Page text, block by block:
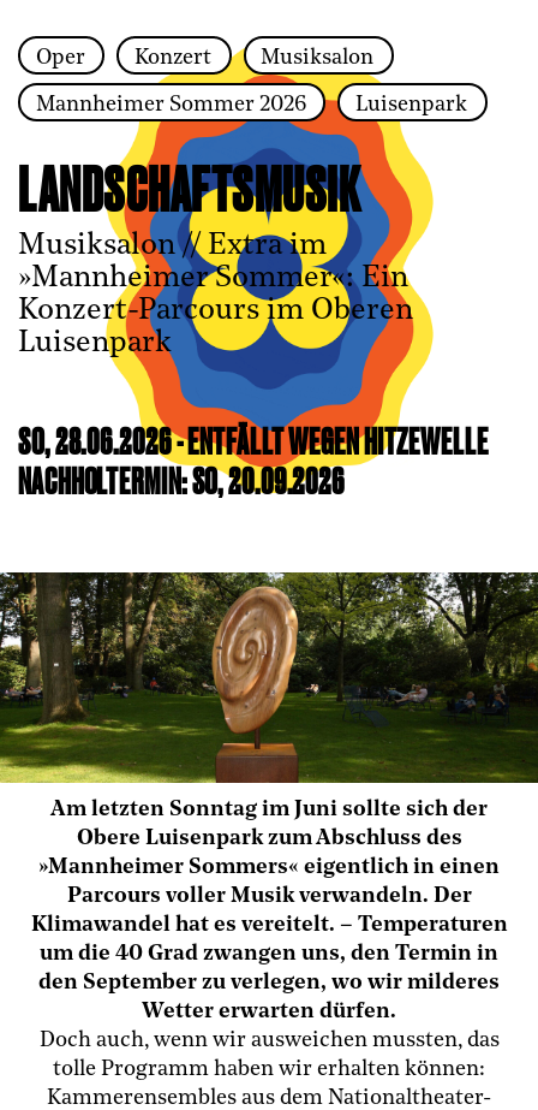
Zur Hauptnavigation springen
Zum Hauptinhalt springen Zum Footer springen
Oper Konzert Musiksalon
Mannheimer Sommer 2026 Luisenpark
LANDSCHAFTSMUSIK
Musiksalon // Extra im
»Mannheimer Sommer«: Ein
Konzert-Parcours im Oberen
Luisenpark
SO, 28.06.2026 - ENTFÄLLT WEGEN HITZEWELLE
NACHHOLTERMIN: SO, 20.09.2026
Am letzten Sonntag im Juni sollte sich der
Obere Luisenpark zum Abschluss des
»Mannheimer Sommers« eigentlich in einen
Parcours voller Musik verwandeln. Der
Klimawandel hat es vereitelt. – Temperaturen
um die 40 Grad zwangen uns, den Termin in
den September zu verlegen, wo wir milderes
Wetter erwarten dürfen.
Doch auch, wenn wir ausweichen mussten, das
tolle Programm haben wir erhalten können:
Kammerensembles aus dem Nationaltheater-